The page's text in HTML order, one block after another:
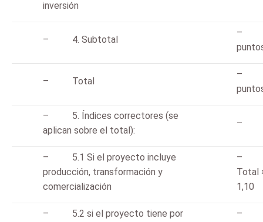
inversión
– 4. Subtotal
–
– Total
–
– 5. Índices correctores (se
aplican sobre el total):
– 5.1 Si el proyecto incluye
producción, transformación y
comercialización
–
Total
1,10
– 5.2 si el proyecto tiene por –